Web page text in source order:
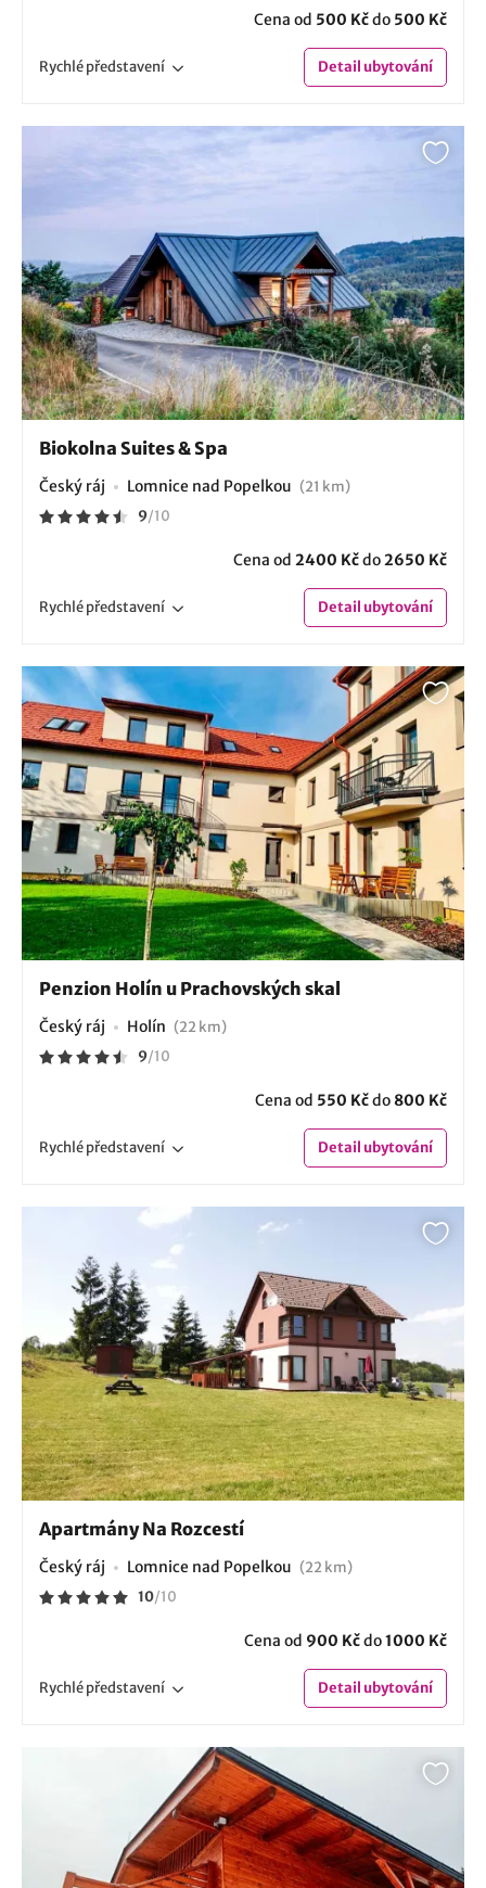
Cena od 500 Kčdo 500 Kč
Rychlépředstavení Detailubytování
Biokolna Suites & Spa
Český ráj Lomnice nad Popelkou (21 km)
9/10
Cena od 2400 Kčdo2650 Kč
Rychlépředstavení Detailubytování
Penzion Holín u Prachovských skal
Český ráj Holín (22 km)
9/10
Cena od 550 Kčdo 800 Kč
Rychlépředstavení Detailubytování
Apartmány Na Rozcestí
Český ráj Lomnice nad Popelkou (22 km)
10/10
Cena od 900 Kčdo1000 Kč
Rychlépředstavení Detailubytování